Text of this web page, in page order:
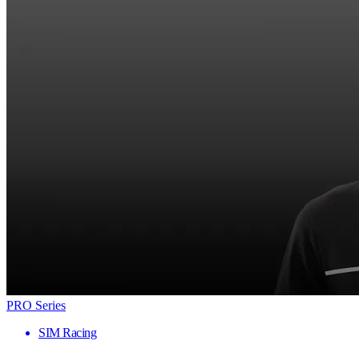
PRO Series
SIM Racing